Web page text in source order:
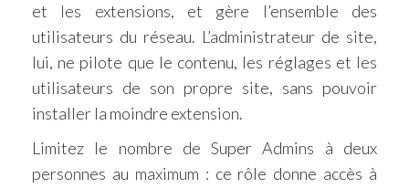
et les extensions, et gère l’ensemble des
utilisateurs du réseau. L’administrateur de site,
lui, ne pilote que le contenu, les réglages et les
utilisateurs de son propre site, sans pouvoir
installer la moindre extension.
Limitez le nombre de Super Admins à deux
personnes au maximum : ce rôle donne accès à